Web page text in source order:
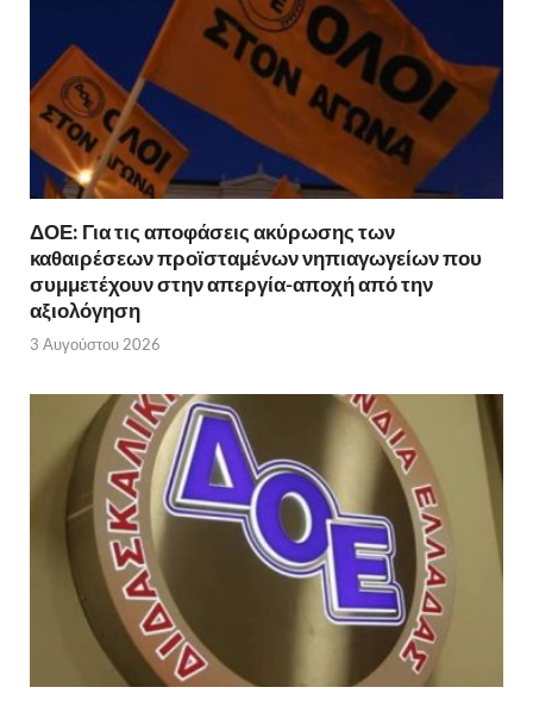
ΔΟΕ: Για τις αποφάσεις ακύρωσης των
καθαιρέσεων προϊσταμένων νηπιαγωγείων που
συμμετέχουν στην απεργία-αποχή από την
αξιολόγηση
3 Αυγούστου 2026